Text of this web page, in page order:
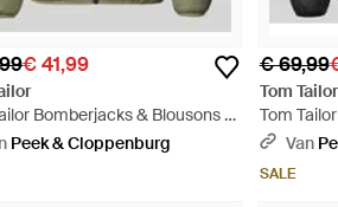
€ 41,99
Bomberjacks & Blousons -
Peek & Cloppenburg
€ 69,99
Tom Tailor
Tom
Zwart
Van
SALE